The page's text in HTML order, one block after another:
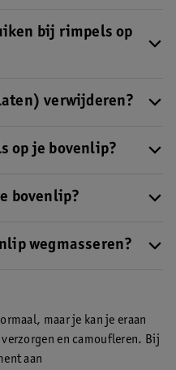
bij rimpels op
te maken en fijne lijntjes te
te voorkomen.
verwijderen?
microneedling,
op je bovenlip?
en ga voor crème- of
bovenlip?
roken en hydratatie helpen
wegmasseren?
een gezonde glow te
kan masseren
maar je kan je eraan
en camoufleren. Bij
aan